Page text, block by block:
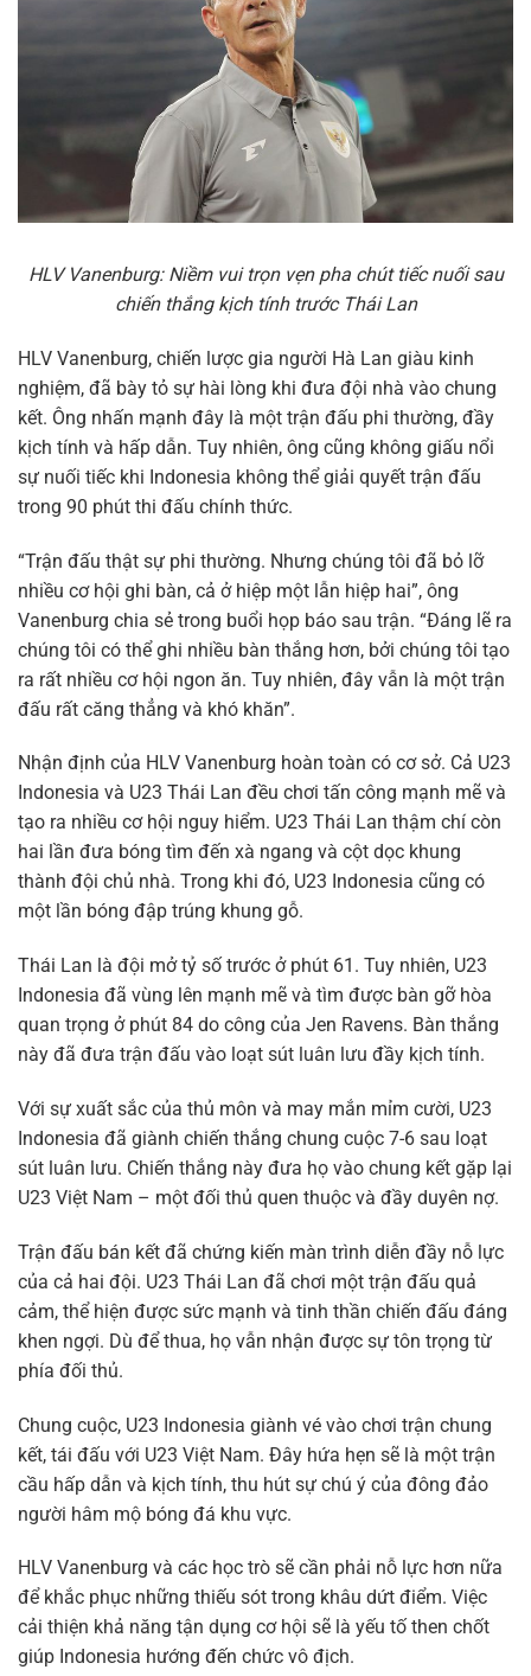
HLV Vanenburg: Niềm vui trọn vẹn pha chút tiếc nuối sau
chiến thắng kịch tính trước Thái Lan
HLV Vanenburg, chiến lược gia người Hà Lan giàu kinh
nghiệm, đã bày tỏ sự hài lòng khi đưa đội nhà vào chung
kết. Ông nhấn mạnh đây là một trận đấu phi thường, đầy
kịch tính và hấp dẫn. Tuy nhiên, ông cũng không giấu nổi
sự nuối tiếc khi Indonesia không thể giải quyết trận đấu
trong 90 phút thi đấu chính thức.
“Trận đấu thật sự phi thường. Nhưng chúng tôi đã bỏ lỡ
nhiều cơ hội ghi bàn, cả ở hiệp một lẫn hiệp hai”, ông
Vanenburg chia sẻ trong buổi họp báo sau trận. “Đáng lẽ ra
chúng tôi có thể ghi nhiều bàn thắng hơn, bởi chúng tôi tạo
ra rất nhiều cơ hội ngon ăn. Tuy nhiên, đây vẫn là một trận
đấu rất căng thẳng và khó khăn”.
Nhận định của HLV Vanenburg hoàn toàn có cơ sở. Cả U23
Indonesia và U23 Thái Lan đều chơi tấn công mạnh mẽ và
tạo ra nhiều cơ hội nguy hiểm. U23 Thái Lan thậm chí còn
hai lần đưa bóng tìm đến xà ngang và cột dọc khung
thành đội chủ nhà. Trong khi đó, U23 Indonesia cũng có
một lần bóng đập trúng khung gỗ.
Thái Lan là đội mở tỷ số trước ở phút 61. Tuy nhiên, U23
Indonesia đã vùng lên mạnh mẽ và tìm được bàn gỡ hòa
quan trọng ở phút 84 do công của Jen Ravens. Bàn thắng
này đã đưa trận đấu vào loạt sút luân lưu đầy kịch tính.
Với sự xuất sắc của thủ môn và may mắn mỉm cười, U23
Indonesia đã giành chiến thắng chung cuộc 7-6 sau loạt
sút luân lưu. Chiến thắng này đưa họ vào chung kết gặp lại
U23 Việt Nam – một đối thủ quen thuộc và đầy duyên nợ.
Trận đấu bán kết đã chứng kiến màn trình diễn đầy nỗ lực
của cả hai đội. U23 Thái Lan đã chơi một trận đấu quả
cảm, thể hiện được sức mạnh và tinh thần chiến đấu đáng
khen ngợi. Dù để thua, họ vẫn nhận được sự tôn trọng từ
phía đối thủ.
Chung cuộc, U23 Indonesia giành vé vào chơi trận chung
kết, tái đấu với U23 Việt Nam. Đây hứa hẹn sẽ là một trận
cầu hấp dẫn và kịch tính, thu hút sự chú ý của đông đảo
người hâm mộ bóng đá khu vực.
HLV Vanenburg và các học trò sẽ cần phải nỗ lực hơn nữa
để khắc phục những thiếu sót trong khâu dứt điểm. Việc
cải thiện khả năng tận dụng cơ hội sẽ là yếu tố then chốt
giúp Indonesia hướng đến chức vô địch.